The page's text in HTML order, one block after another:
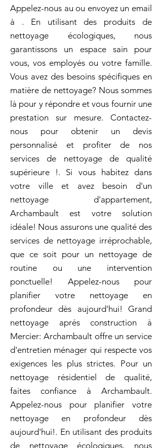
Appelez-nous au ou envoyez un email
à . En utilisant des produits de
nettoyage écologiques, nous
garantissons un espace sain pour
vous, vos employés ou votre famille.
Vous avez des besoins spécifiques en
matière de nettoyage? Nous sommes
là pour y répondre et vous fournir une
prestation sur mesure. Contactez-
nous pour obtenir un devis
personnalisé et profiter de nos
services de nettoyage de qualité
supérieure !. Si vous habitez dans
votre ville et avez besoin d'un
nettoyage d'appartement,
Archambault est votre solution
idéale! Nous assurons une qualité des
services de nettoyage irréprochable,
que ce soit pour un nettoyage de
routine ou une intervention
ponctuelle! Appelez-nous pour
planifier votre nettoyage en
profondeur dès aujourd'hui! Grand
nettoyage aprés construction à
Mercier: Archambault offre un service
d'entretien ménager qui respecte vos
exigences les plus strictes. Pour un
nettoyage résidentiel de qualité,
faites confiance à Archambault.
Appelez-nous pour planifier votre
nettoyage en profondeur dès
aujourd'hui!. En utilisant des produits
de nettoyage écologiques, nous